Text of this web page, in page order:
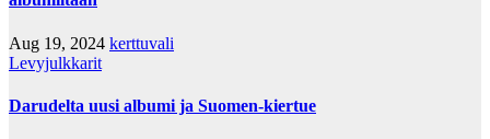
Aug 19, 2024 kerttuvali
Levyjulkkarit
Darudelta uusi albumi ja Suomen-kiertue